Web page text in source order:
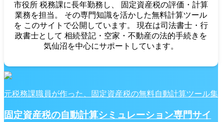
市役所 税務課に長年勤務し、 固定資産税の評価・計算
業務を担当。 その専門知識を活かした無料計算ツール
を このサイトで公開しています。 現在は司法書士・行
政書士として 相続登記・空家・不動産の法的手続きを
気仙沼を中心にサポートしています。
元税務課職員が作った、固定資産税の無料自動計算ツール集
固定資産税の自動計算シミュレーション専門サイ